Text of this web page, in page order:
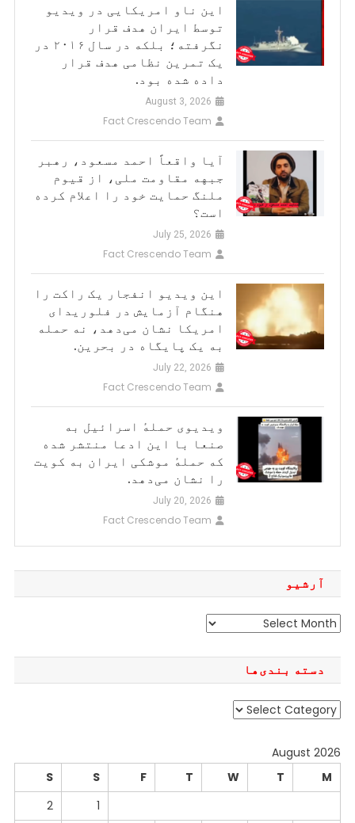
این ناو امریکایی در ویدیو
توسط ایران هدف قرار
نگرفته؛ بلکه در سال ۲۰۱۶ در
یک تمرین نظامی هدف قرار
داده شده بود.
August 3, 2026
Fact Crescendo Team
آیا واقعاً احمد مسعود، رهبر
جبهه مقاومت ملی، از قیوم
ملنگ حمایت خود را اعلام کرده
است؟
July 25, 2026
Fact Crescendo Team
این ویدیو انفجار یک راکت را
هنگام آزمایش در فلوریدای
امریکا نشان می‌دهد، نه حمله
به یک پایگاه در بحرین.
July 22, 2026
Fact Crescendo Team
ویدیوی حملهٔ اسرائیل به
صنعا با این ادعا منتشر شده
که حملهٔ موشکی ایران به کویت
را نشان می‌دهد.
July 20, 2026
Fact Crescendo Team
آرشیو
آرشیو
دسته بندی‌ها
دسته
August 2026
M
T
W
T
F
S
S
1
2